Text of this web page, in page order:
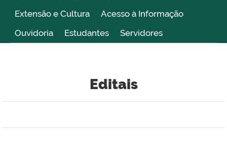
Extensão e Cultura
Acesso à Informação
Ouvidoria
Estudantes Servidores
Editais